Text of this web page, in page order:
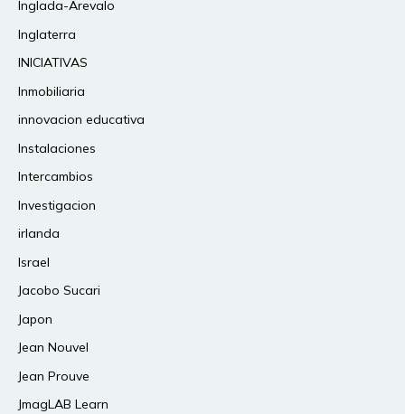
Inglada-Arevalo
Inglaterra
INICIATIVAS
Inmobiliaria
innovacion educativa
Instalaciones
Intercambios
Investigacion
irlanda
Israel
Jacobo Sucari
Japon
Jean Nouvel
Jean Prouve
JmagLAB Learn